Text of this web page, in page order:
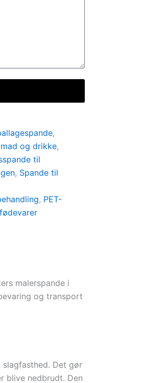
,
og drikke,
til
, Spande til
, PET-
malerspande i
og transport
Det gør
blive nedbrudt. Den